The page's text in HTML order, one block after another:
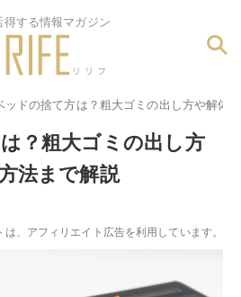
得する情報マガジン
ッドの捨て方は？粗大ゴミの出し方や解体
？粗大ゴミの出し方
法まで解説
は、アフィリエイト広告を利用しています。